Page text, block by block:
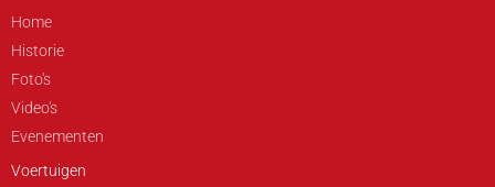
Home
Historie
Foto's
Video's
Evenementen
Voertuigen